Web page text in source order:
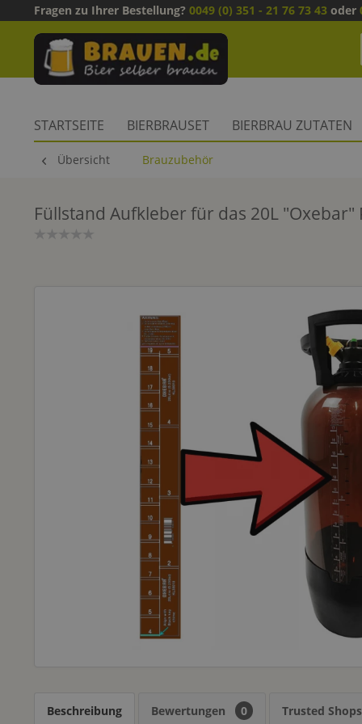
Fragen zu Ihrer Bestellung? 0049 (0) 351 - 21 76 73 43 oder
STARTSEITE BIERBRAUSET BIERBRAU ZUTATEN
Übersicht Brauzubehör
Füllstand Aufkleber für das 20L "Oxebar"
Beschreibung Bewertungen 0 Trusted